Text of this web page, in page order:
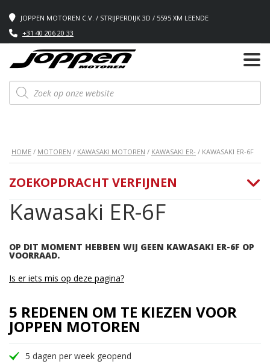
JOPPEN MOTOREN C.V. / STRIJPERDIJK 3D / 5595 XM LEENDE
+31 40 206 20 33
Producten
zoeken
HOME / MOTOREN / KAWASAKI MOTOREN / KAWASAKI ER- / KAWASAKI ER-6F
Kawasaki ER-6F
OP DIT MOMENT HEBBEN WIJ GEEN KAWASAKI ER-6F OP
VOORRAAD.
ZOEKOPDRACHT VERFIJNEN
Is er iets mis op deze pagina?
5 REDENEN OM TE KIEZEN VOOR
JOPPEN MOTOREN
5 dagen per week geopend